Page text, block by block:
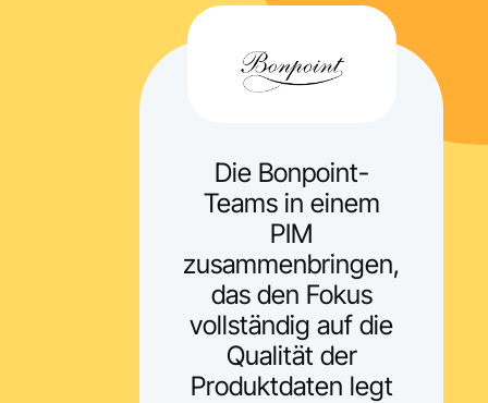
Die Bonpoint-
Teams in einem
PIM
zusammenbringen,
das den Fokus
vollständig auf die
Qualität der
Produktdaten legt